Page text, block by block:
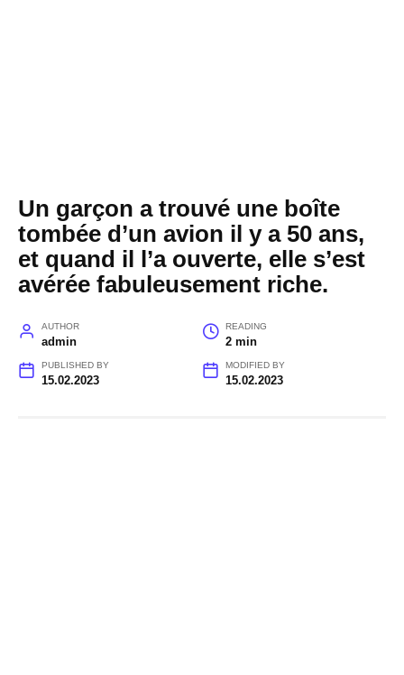
Un garçon a trouvé une boîte
tombée d’un avion il y a 50 ans,
et quand il l’a ouverte, elle s’est
avérée fabuleusement riche.
AUTHOR
admin
READING
2 min
PUBLISHED BY
15.02.2023
MODIFIED BY
15.02.2023